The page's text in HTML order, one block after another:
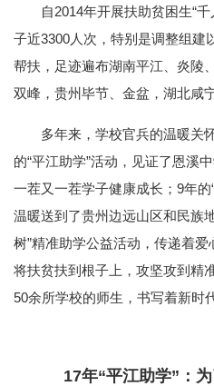
自2014年开展扶助贫困生“
子近3300人次，特别是调整组建
帮扶，足迹遍布湖南平江、炎陵
双峰，贵州毕节、金盆，湖北咸
多年来，学校官兵的温暖关
的“平江助学”活动，见证了恩溪
一茬又一茬学子健康成长；9年
温暖送到了贵州边远山区和民族
树”精准助学公益活动，传递着
将扶贫扶到根子上，攻坚攻到精
50余所学校的师生，书写着新时
17年“平江助学”：